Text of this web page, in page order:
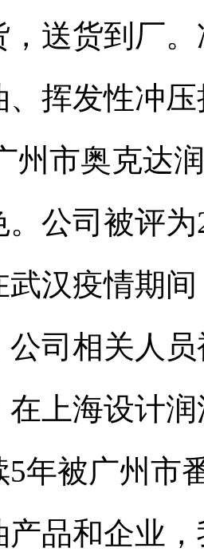
，送货到厂
、挥发性冲
州市奥克达
公司被评
武汉疫情期
公司相关人
在上海设计
5年被广州市
产品和企业